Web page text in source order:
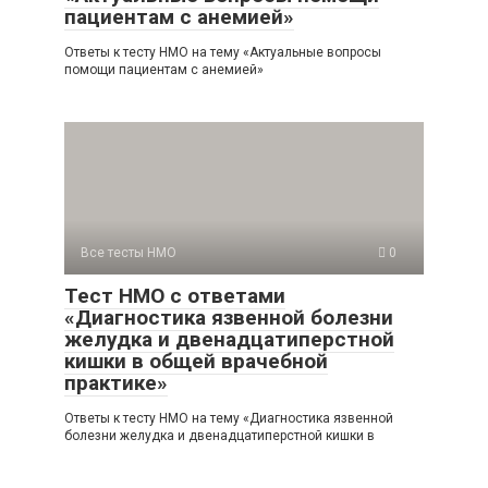
пациентам с анемией»
Ответы к тесту НМО на тему «Актуальные вопросы
помощи пациентам с анемией»
Все тесты НМО 0
Тест НМО с ответами
«Диагностика язвенной болезни
желудка и двенадцатиперстной
кишки в общей врачебной
практике»
Ответы к тесту НМО на тему «Диагностика язвенной
болезни желудка и двенадцатиперстной кишки в